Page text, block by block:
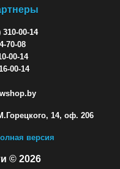
00-14
70-08
00-14
00-14
14, оф. 206
версия
© 2026